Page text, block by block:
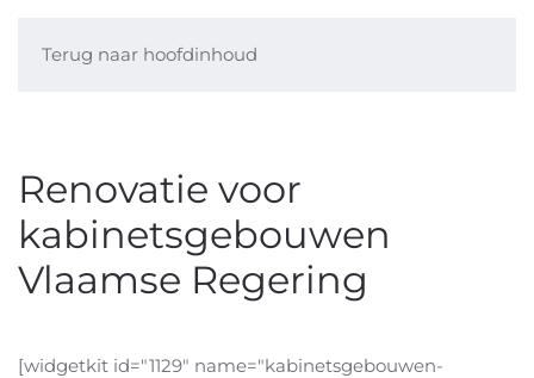
Terug naar hoofdinhoud
Renovatie voor
kabinetsgebouwen
Vlaamse Regering
[widgetkit id="1129" name="kabinetsgebouwen-